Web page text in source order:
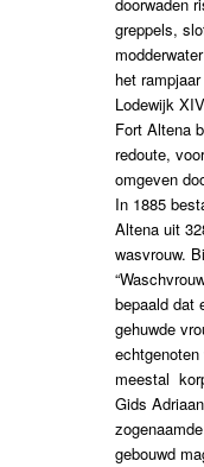
greppels,
het
Lodewijk
Fort Altena
redoute,
omgeven
In 1885
Altena uit
wasvrouw.
bepaald dat
gehuwde
meestal
Gids
gebouwd